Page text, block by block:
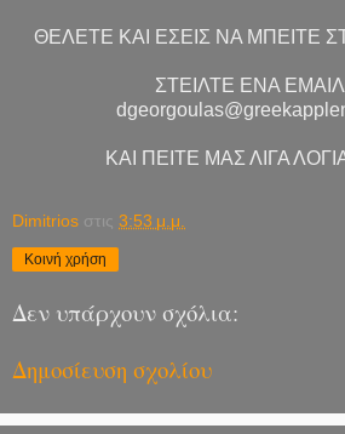
ΘΕΛΕΤΕ ΚΑΙ ΕΣΕΙΣ ΝΑ ΜΠΕΙΤΕ
ΣΤΕΙΛΤΕ ΕΝΑ
ΚΑΙ ΠΕΙΤΕ ΜΑΣ ΛΙΓΑ
Dimitrios στις 3:53 μ.μ.
Κοινή χρήση
Δεν υπάρχουν σχόλια:
Δημοσίευση σχολίου